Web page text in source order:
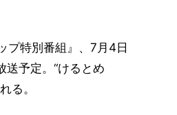
プ特別番組』、7月4日
送予定。“けるとめ
る。